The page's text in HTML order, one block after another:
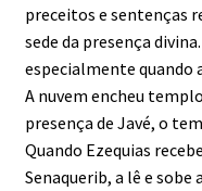
preceitos e sentenças
sede da presença
especialmente quando
A nuvem encheu
presença de Javé, o
Quando Ezequias
Senaquerib, a lê e